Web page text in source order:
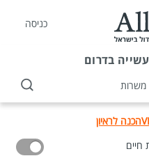
כניסה
בדרום
הכנה לראיון
חיים